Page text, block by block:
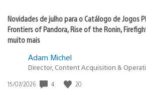
Novidades de julho para o Catálogo de Jogos
Frontiers of Pandora, Rise of the Ronin,
muito mais
Adam Michel
Director, Content Acquisition &
Data
15/07/2026 4 20